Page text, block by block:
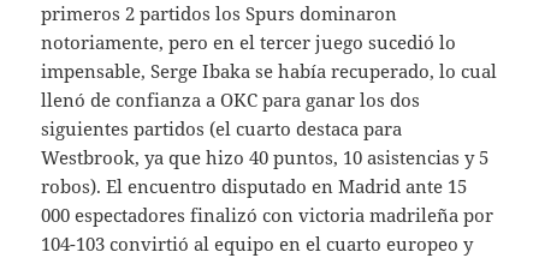
primeros 2 partidos los Spurs dominaron
notoriamente, pero en el tercer juego sucedió lo
impensable, Serge Ibaka se había recuperado, lo cual
llenó de confianza a OKC para ganar los dos
siguientes partidos (el cuarto destaca para
Westbrook, ya que hizo 40 puntos, 10 asistencias y 5
robos). El encuentro disputado en Madrid ante 15
000 espectadores finalizó con victoria madrileña por
104-103 convirtió al equipo en el cuarto europeo y